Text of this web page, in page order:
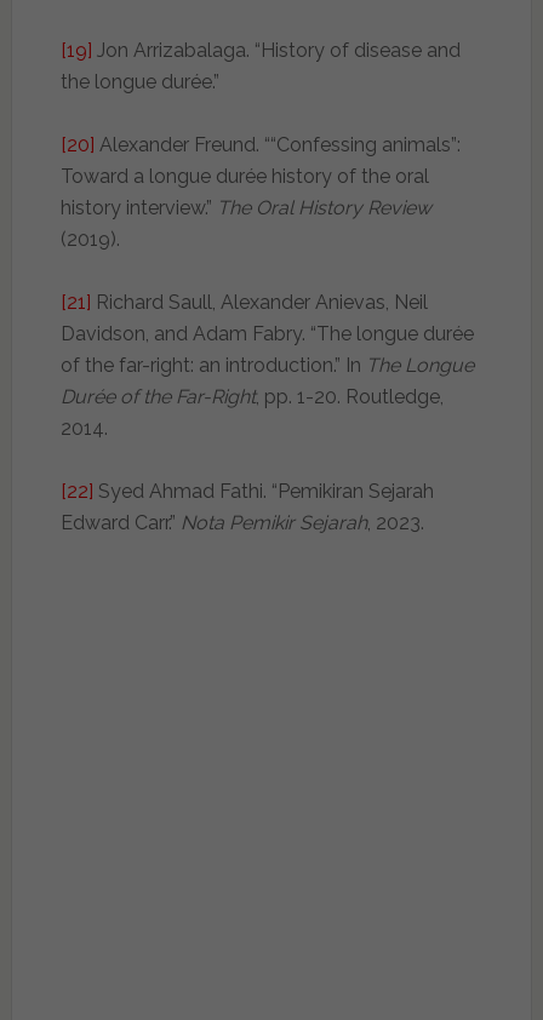
[19] Jon Arrizabalaga. “History of disease and
the longue durée.”
[20] Alexander Freund. ““Confessing animals”:
Toward a longue durée history of the oral
history interview.” The Oral History Review
(2019).
[21] Richard Saull, Alexander Anievas, Neil
Davidson, and Adam Fabry. “The longue durée
of the far-right: an introduction.” In The Longue
Durée of the Far-Right, pp. 1-20. Routledge,
2014.
[22] Syed Ahmad Fathi. “Pemikiran Sejarah
Edward Carr.” Nota Pemikir Sejarah, 2023.